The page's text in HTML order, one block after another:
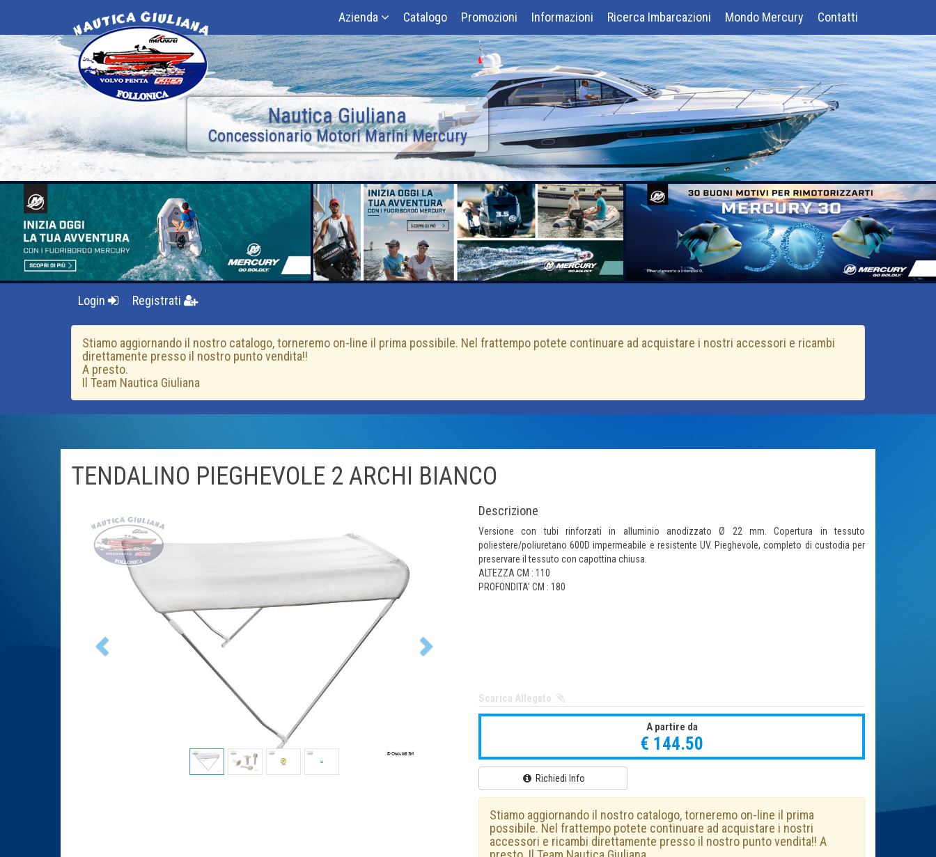
Azienda Catalogo Promozioni Informazioni Ricerca Imbarcazioni Mondo Mercury Contatti
Nautica Giuliana
Concessionario Motori Marini Mercury
Login Registrati
Stiamo aggiornando il nostro catalogo, torneremo on-line il prima possibile. Nel frattempo potete continuare ad acquistare i nostri accessori e ricambi
direttamente presso il nostro punto vendita!!
A presto.
Il Team Nautica Giuliana
TENDALINO PIEGHEVOLE 2 ARCHI BIANCO
Previous
Descrizione
Versione con tubi rinforzati in alluminio anodizzato Ø 22 mm. Copertura in tessuto
poliestere/poliuretano 600D impermeabile e resistente UV. Pieghevole, completo di custodia per
preservare il tessuto con capottina chiusa.
ALTEZZA CM : 110
PROFONDITA' CM : 180
Scarica Allegato
A partire da
€ 144.50
Richiedi Info
Stiamo aggiornando il nostro catalogo, torneremo on-line il prima
possibile. Nel frattempo potete continuare ad acquistare i nostri
accessori e ricambi direttamente presso il nostro punto vendita!! A